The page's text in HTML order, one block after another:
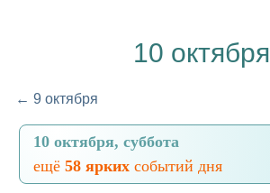
10 октября
← 9 октября
10 октября, суббота
ещё 58 ярких событий дня